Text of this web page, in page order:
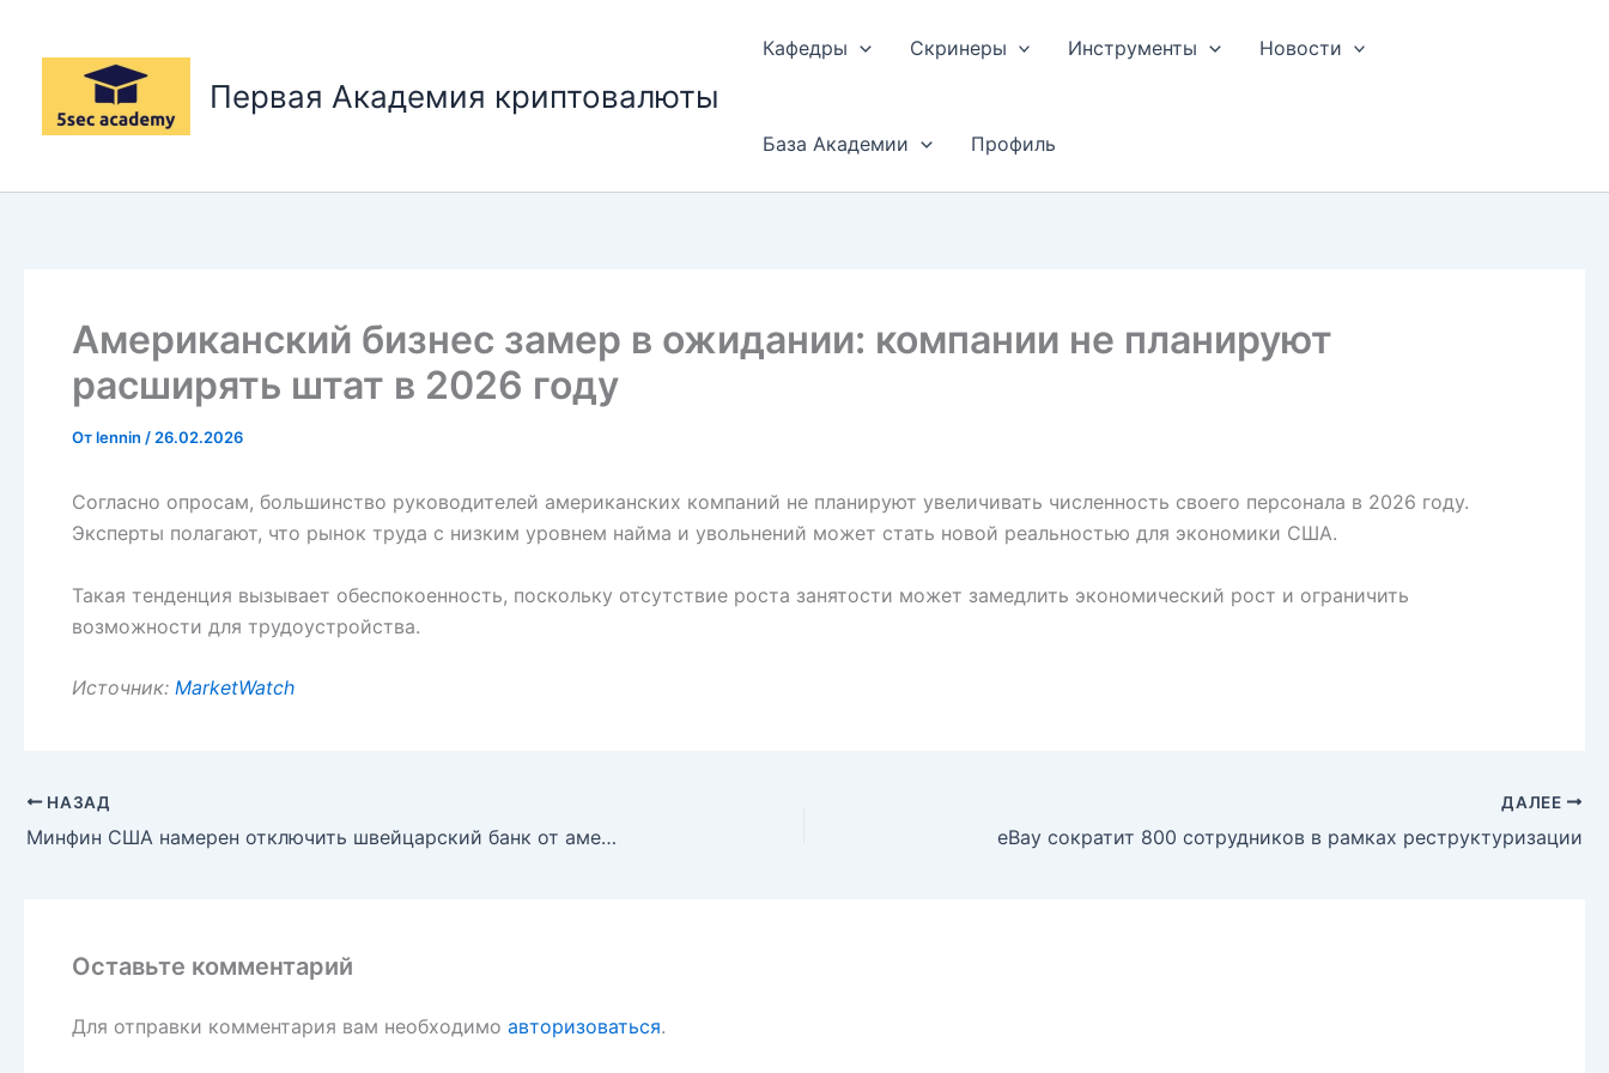
содержимому
Первая Академия криптовалюты
Кафедры Скринеры Инструменты Новости
База Академии Профиль
Американский бизнес замер в ожидании: компании не планируют
расширять штат в 2026 году
Отlennin / 26.02.2026
Согласно опросам, большинство руководителей американских компаний не планируют увеличивать численность своего персонала в 2026 году.
Эксперты полагают, что рынок труда с низким уровнем найма и увольнений может стать новой реальностью для экономики США.
Такая тенденция вызывает обеспокоенность, поскольку отсутствие роста занятости может замедлить экономический рост и ограничить
возможности для трудоустройства.
Источник: MarketWatch
НАЗАД
Минфин США намерен отключить швейцарский банк от американской финансовой системы из-за связей с Россией и Ираном
ДАЛЕЕ
eBay сократит 800 сотрудников в рамках реструктуризации
Оставьте комментарий
Для отправки комментария вам необходимо авторизоваться.